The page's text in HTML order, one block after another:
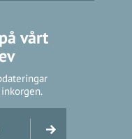
vårt